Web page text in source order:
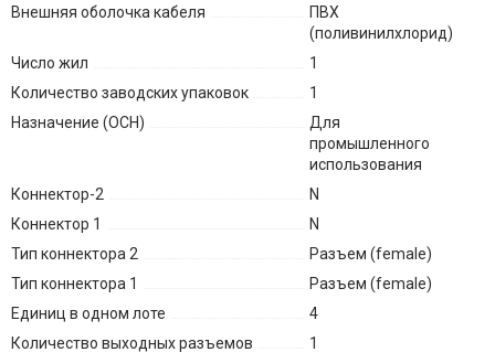
Внешняя оболочка кабеля
ПВХ
(поливинилхлорид)
Число жил
1
Количество заводских упаковок
1
Назначение (ОСН)
Для
промышленного
использования
Коннектор-2
N
Коннектор 1
N
Тип коннектора 2
Разъем (female)
Тип коннектора 1
Разъем (female)
Единиц в одном лоте
4
Количество выходных разъемов
1